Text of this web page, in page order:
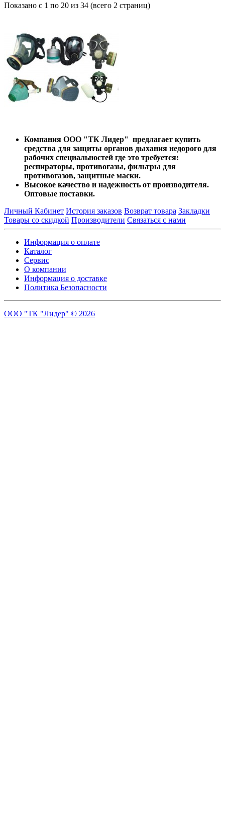
Показано с 1 по 20 из 34 (всего 2 страниц)
Компания ООО "ТК Лидер" предлагает купить
средства для защиты органов дыхания недорого для
рабочих специальностей где это требуется:
респираторы, противогазы, фильтры для
противогазов, защитные маски.
Высокое качество и надежность от производителя.
Оптовые поставки.
Личный Кабинет История заказов Возврат товара Закладки
Товары со скидкой Производители Связаться с нами
Информация о оплате
Каталог
Сервис
О компании
Информация о доставке
Политика Безопасности
ООО "ТК "Лидер" © 2026